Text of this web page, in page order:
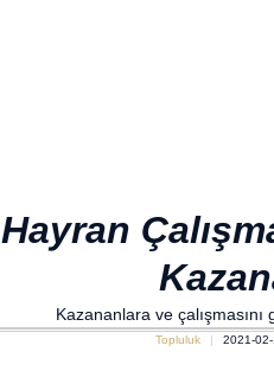
Hayran
Kazananlara ve
Topluluk 2021-